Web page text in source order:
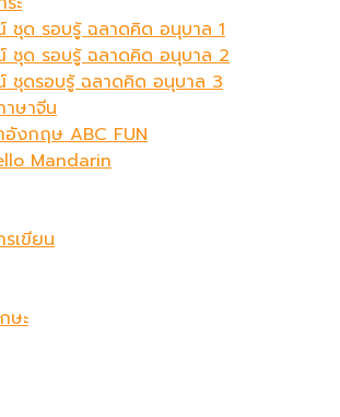
ชุด รอบรู้ ฉลาดคิด อนุบาล 1
ชุด รอบรู้ ฉลาดคิด อนุบาล 2
ชุดรอบรู้ ฉลาดคิด อนุบาล 3
ษาจีน
อังกฤษ ABC FUN
Mandarin
เขียน
ษะ